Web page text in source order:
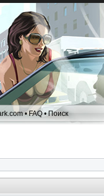
•FAQ•Поиск